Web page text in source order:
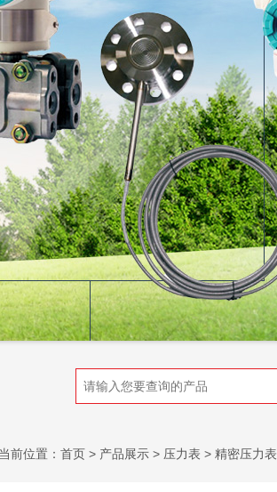
当前位置： 首页 > 产品展示 > 压力表 > 精密压力表